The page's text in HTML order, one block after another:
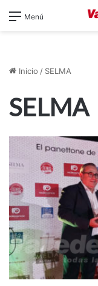
Menú
Inicio / SELMA
SELMA